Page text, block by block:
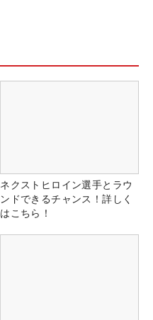
ネクストヒロイン選手とラウ
ンドできるチャンス！詳しく
はこちら！